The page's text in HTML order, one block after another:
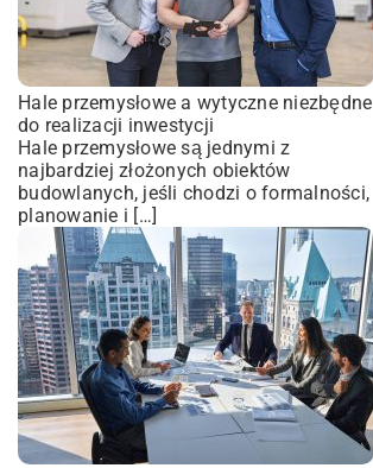
Hale przemysłowe a wytyczne niezbędne
do realizacji inwestycji
Hale przemysłowe są jednymi z
najbardziej złożonych obiektów
budowlanych, jeśli chodzi o formalności,
planowanie i […]